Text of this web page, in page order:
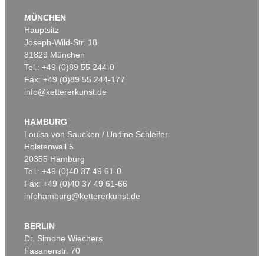
Auktion 420 - Lot 880
Ergebnis:€ 95.000
MÜNCHEN
Hauptsitz
Joseph-Wild-Str. 18
81829 München
Tel.: +49 (0)89 55 244-0
Fax: +49 (0)89 55 244-177
info@kettererkunst.de
HAMBURG
Louisa von Saucken / Undine Schleifer
Holstenwall 5
20355 Hamburg
Tel.: +49 (0)40 37 49 61-0
Fax: +49 (0)40 37 49 61-66
infohamburg@kettererkunst.de
BERLIN
Dr. Simone Wiechers
Fasanenstr. 70